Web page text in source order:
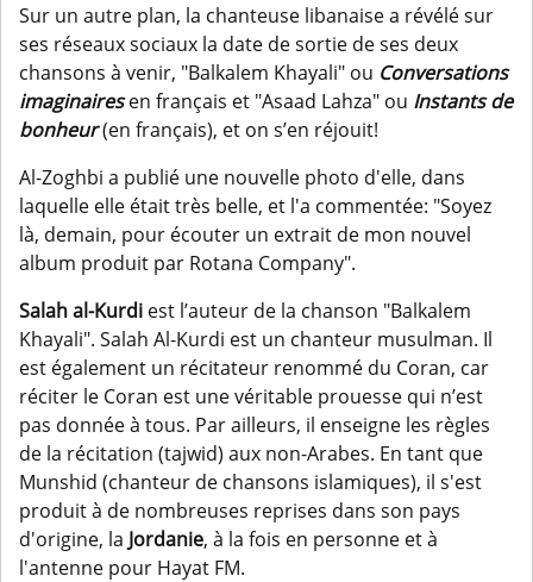
Sur un autre plan, la chanteuse libanaise a révélé sur
ses réseaux sociaux la date de sortie de ses deux
chansons à venir, "Balkalem Khayali" ou Conversations
imaginairesen français et "Asaad Lahza" ou Instants de
bonheur(en français), et on s’en réjouit!
Al-Zoghbi a publié une nouvelle photo d'elle, dans
laquelle elle était très belle, et l'a commentée: "Soyez
là, demain, pour écouter un extrait de mon nouvel
album produit par Rotana Company".
Salah al-Kurdi est l’auteur de la chanson "Balkalem
Khayali". Salah Al-Kurdi est un chanteur musulman. Il
est également un récitateur renommé du Coran, car
réciter le Coran est une véritable prouesse qui n’est
pas donnée à tous. Par ailleurs, il enseigne les règles
de la récitation (tajwid) aux non-Arabes. En tant que
Munshid (chanteur de chansons islamiques), il s'est
produit à de nombreuses reprises dans son pays
d'origine, la Jordanie, à la fois en personne et à
l'antenne pour Hayat FM.